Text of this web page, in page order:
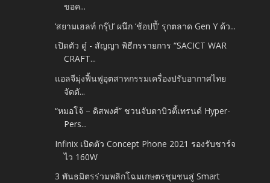
ขอค...
‘สยามเฮลท์ กรุ๊ป’ ผนึก ‘ช้อปปี้’ รุกตลาด Gen Y ด้ว...
เปิดตัว ดู๋ - สัญญา พิธีกรรายการ “SACICT WAR
CRAFT...
แอลจีมุ่งฟื้นฟูอุตสาหกรรมเครื่องปรับอากาศไทย
จัดตั...
“หมอโจ้ – ดิสพงศ์” ชวนจับตาบิวตี้เทรนด์ Hyper-
Pers...
Infinix เปิดตัว Concept Phone 2021 รองรับชาร์จ
ไว 160W
3 พันธมิตรร่วมพลิกโฉมเกษตรชุมชนสู่ Smart